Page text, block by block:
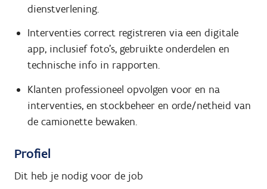
dienstverlening.
Interventies correct registreren via een digitale
app, inclusief foto’s, gebruikte onderdelen en
technische info in rapporten.
Klanten professioneel opvolgen voor en na
interventies, en stockbeheer en orde/netheid van
de camionette bewaken.
Profiel
Dit heb je nodig voor de job